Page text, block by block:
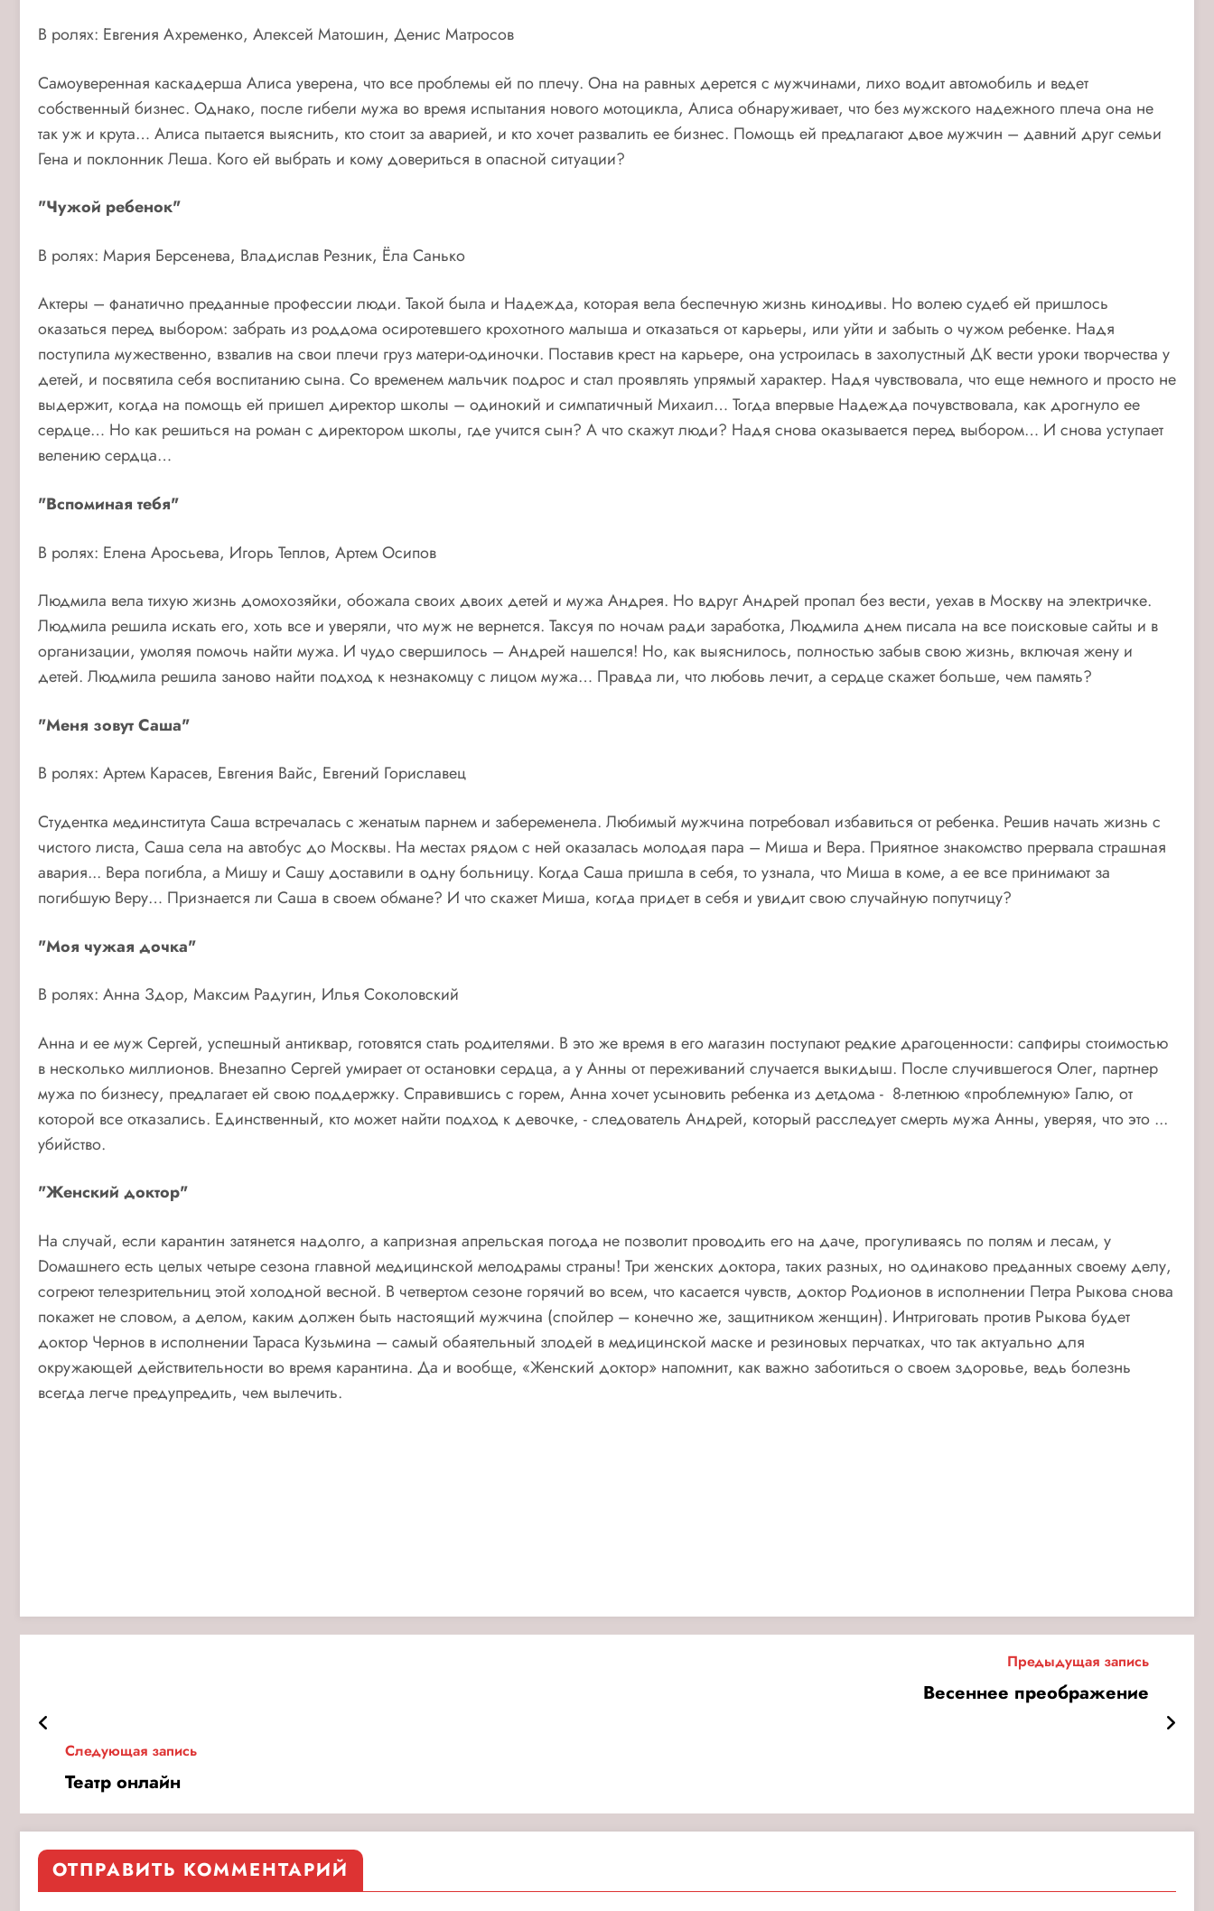
В ролях: Евгения Ахременко, Алексей Матошин, Денис Матросов
Самоуверенная каскадерша Алиса уверена, что все проблемы ей по плечу. Она на равных дерется с мужчинами, лихо водит автомобиль и ведет
собственный бизнес. Однако, после гибели мужа во время испытания нового мотоцикла, Алиса обнаруживает, что без мужского надежного плеча она не
так уж и крута… Алиса пытается выяснить, кто стоит за аварией, и кто хочет развалить ее бизнес. Помощь ей предлагают двое мужчин – давний друг семьи
Гена и поклонник Леша. Кого ей выбрать и кому довериться в опасной ситуации?
"Чужой ребенок"
В ролях: Мария Берсенева, Владислав Резник, Ёла Санько
Актеры – фанатично преданные профессии люди. Такой была и Надежда, которая вела беспечную жизнь кинодивы. Но волею судеб ей пришлось
оказаться перед выбором: забрать из роддома осиротевшего крохотного малыша и отказаться от карьеры, или уйти и забыть о чужом ребенке. Надя
поступила мужественно, взвалив на свои плечи груз матери-одиночки. Поставив крест на карьере, она устроилась в захолустный ДК вести уроки творчества у
детей, и посвятила себя воспитанию сына. Со временем мальчик подрос и стал проявлять упрямый характер. Надя чувствовала, что еще немного и просто не
выдержит, когда на помощь ей пришел директор школы – одинокий и симпатичный Михаил… Тогда впервые Надежда почувствовала, как дрогнуло ее
сердце… Но как решиться на роман с директором школы, где учится сын? А что скажут люди? Надя снова оказывается перед выбором… И снова уступает
велению сердца…
"Вспоминая тебя"
В ролях: Елена Аросьева, Игорь Теплов, Артем Осипов
Людмила вела тихую жизнь домохозяйки, обожала своих двоих детей и мужа Андрея. Но вдруг Андрей пропал без вести, уехав в Москву на электричке.
Людмила решила искать его, хоть все и уверяли, что муж не вернется. Таксуя по ночам ради заработка, Людмила днем писала на все поисковые сайты и в
организации, умоляя помочь найти мужа. И чудо свершилось – Андрей нашелся! Но, как выяснилось, полностью забыв свою жизнь, включая жену и
детей. Людмила решила заново найти подход к незнакомцу с лицом мужа… Правда ли, что любовь лечит, а сердце скажет больше, чем память?
"Меня зовут Саша"
В ролях: Артем Карасев, Евгения Вайс, Евгений Гориславец
Студентка мединститута Саша встречалась с женатым парнем и забеременела. Любимый мужчина потребовал избавиться от ребенка. Решив начать жизнь с
чистого листа, Саша села на автобус до Москвы. На местах рядом с ней оказалась молодая пара – Миша и Вера. Приятное знакомство прервала страшная
авария... Вера погибла, а Мишу и Сашу доставили в одну больницу. Когда Саша пришла в себя, то узнала, что Миша в коме, а ее все принимают за
погибшую Веру… Признается ли Саша в своем обмане? И что скажет Миша, когда придет в себя и увидит свою случайную попутчицу?
"Моя чужая дочка"
В ролях: Анна Здор, Максим Радугин, Илья Соколовский
Анна и ее муж Сергей, успешный антиквар, готовятся стать родителями. В это же время в его магазин поступают редкие драгоценности: сапфиры стоимостью
в несколько миллионов. Внезапно Сергей умирает от остановки сердца, а у Анны от переживаний случается выкидыш. После случившегося Олег, партнер
мужа по бизнесу, предлагает ей свою поддержку. Справившись с горем, Анна хочет усыновить ребенка из детдома - 8-летнюю «проблемную» Галю, от
которой все отказались. Единственный, кто может найти подход к девочке, - следователь Андрей, который расследует смерть мужа Анны, уверяя, что это ...
убийство.
"Женский доктор"
На случай, если карантин затянется надолго, а капризная апрельская погода не позволит проводить его на даче, прогуливаясь по полям и лесам, у
Dомашнего есть целых четыре сезона главной медицинской мелодрамы страны! Три женских доктора, таких разных, но одинаково преданных своему делу,
согреют телезрительниц этой холодной весной. В четвертом сезоне горячий во всем, что касается чувств, доктор Родионов в исполнении Петра Рыкова снова
покажет не словом, а делом, каким должен быть настоящий мужчина (спойлер – конечно же, защитником женщин). Интриговать против Рыкова будет
доктор Чернов в исполнении Тараса Кузьмина – самый обаятельный злодей в медицинской маске и резиновых перчатках, что так актуально для
окружающей действительности во время карантина. Да и вообще, «Женский доктор» напомнит, как важно заботиться о своем здоровье, ведь болезнь
всегда легче предупредить, чем вылечить.
Предыдущая запись
Весеннее преображение
Следующая запись
Театр онлайн
ОТПРАВИТЬ КОММЕНТАРИЙ